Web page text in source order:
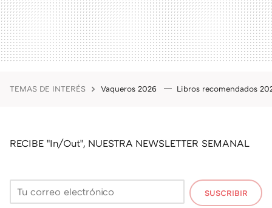
TEMAS DE INTERÉS Vaqueros 2026 Libros recomendados
RECIBE "In/Out", NUESTRA NEWSLETTER SEMANAL
SUSCRIBIR